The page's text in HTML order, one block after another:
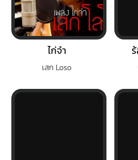
ไก่จ๋า
เสก Loso